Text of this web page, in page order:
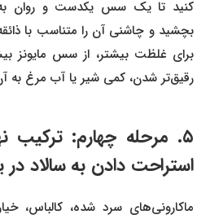
کنید تا یک سس یکدست و روان
بچشید و چاشنی آن را متناسب با ذائقه
برای غلظت بیشتر، از سس مایونز
رقیق‌تر شدن، کمی شیر یا آب مرغ به آن
۵. مرحله چهارم: ترکیب
استراحت دادن به سالاد در
ماکارونی‌های سرد شده، کالباس،